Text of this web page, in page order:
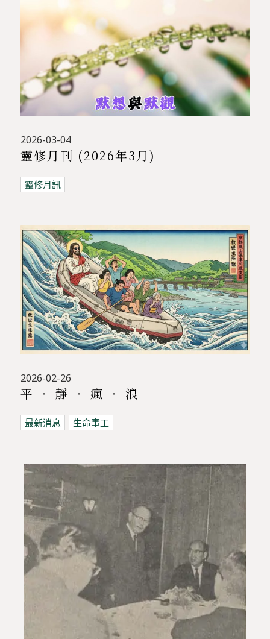
2026-03-04
靈修月刊 (2026年3月)
靈修月訊
2026-02-26
平 ‧ 靜 ‧ 瘋 ‧ 浪
最新消息 生命事工